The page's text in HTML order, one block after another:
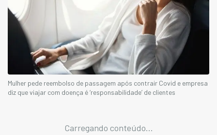
Mulher pede reembolso de passagem após contrair Covid e empresa
diz que viajar com doença é ‘responsabilidade’ de clientes
Carregando conteúdo...